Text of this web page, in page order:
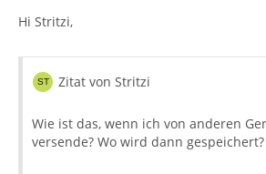
Hi Stritzi,
Zitat von Stritzi
Wie ist das, wenn ich von anderen
versende? Wo wird dann gespeichert?